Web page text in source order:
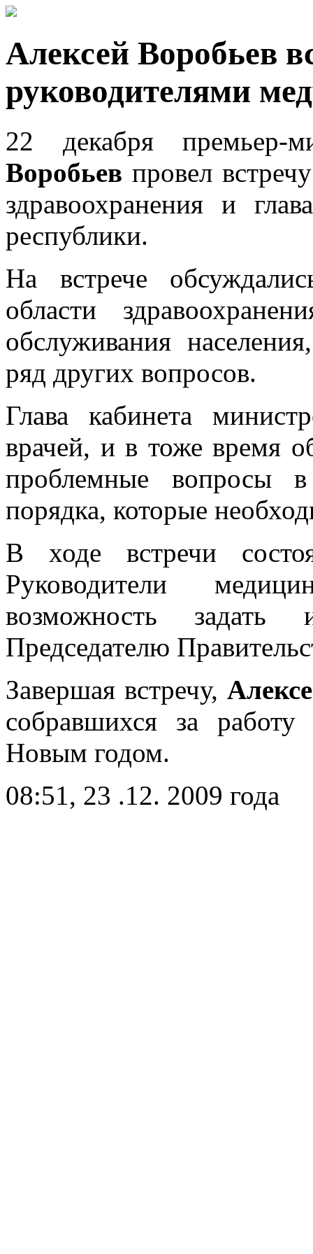
Алексей Воробьев
руководителями
22 декабря
Воробьев провел
здравоохранения и
республики.
На встрече
области
обслуживания
ряд других вопросов.
Глава кабинета
врачей, и в тоже время
проблемные вопросы в
порядка, которые
В ходе встречи
Руководители
возможность задать
Председателю
Завершая встречу,
собравшихся за
Новым годом.
08:51, 23 .12. 2009 года